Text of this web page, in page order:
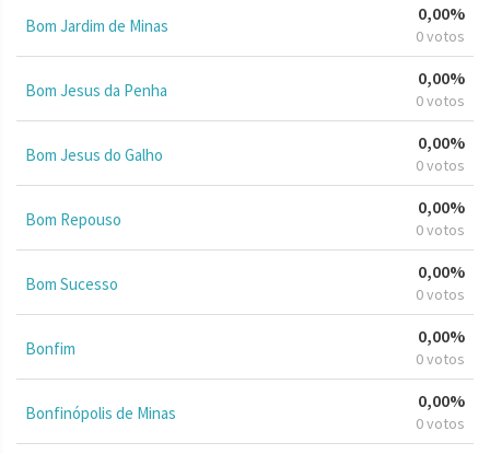
Bom Jardim de Minas
0,00%
0 votos
Bom Jesus da Penha
0,00%
0 votos
Bom Jesus do Galho
0,00%
0 votos
Bom Repouso
0,00%
0 votos
Bom Sucesso
0,00%
0 votos
Bonfim
0,00%
0 votos
Bonfinópolis de Minas
0,00%
0 votos